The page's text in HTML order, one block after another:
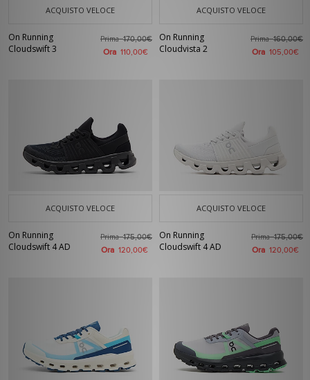
ACQUISTO VELOCE
On Running
Cloudswift 3
Prima170,00€
Ora 110,00€
ACQUISTO VELOCE
On Running
Cloudvista 2
Prima160,00€
Ora 105,00€
ACQUISTO VELOCE
On Running
Cloudswift 4 AD
Prima175,00€
Ora 120,00€
ACQUISTO VELOCE
On Running
Cloudswift 4 AD
Prima175,00€
Ora 120,00€